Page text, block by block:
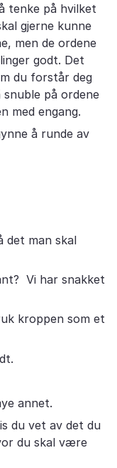
tenke på hvilket
gjerne kunne
men de ordene
godt. Det
du forstår deg
snuble på ordene
med engang.
å runde av
det man skal
Vi har snakket
kroppen som et
annet.
du vet av det du
du skal være